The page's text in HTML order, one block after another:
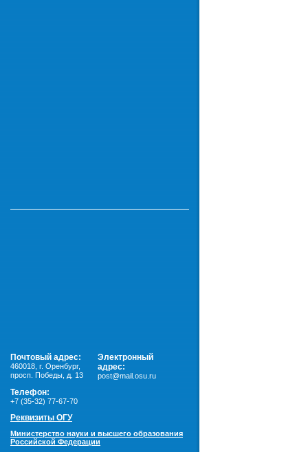
Почтовый адрес:
460018 г. Оренбург,
просп. Победы, д. 13
Электронный
адрес:
post@mail.osu.ru
Телефон:
+7 (35-32) 77-67-70
Реквизиты ОГУ
Министерство науки и высшего образования
Российской Федерации